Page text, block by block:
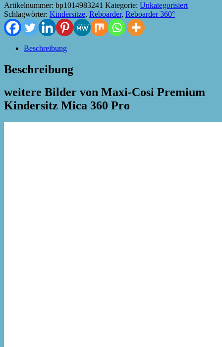
Artikelnummer: bp1014983241 Kategorie: Unkategorisiert
Schlagwörter: Kindersitze, Reboarder, Reboarder 360°
Beschreibung
Beschreibung
weitere Bilder von Maxi-Cosi Premium
Kindersitz Mica 360 Pro